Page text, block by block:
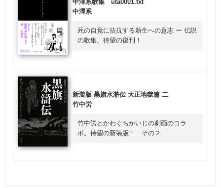
中澤系歌集 uta0001.txt
中澤系
死の自覚に拮抗する新生への意志 ー 伝説
の歌集、待望の復刊！
新装版 黒旗水滸伝 大正地獄篇 二
竹中労
竹中労とかわぐちかいじの劇画のコラ
ボ。待望の新装版！ その２